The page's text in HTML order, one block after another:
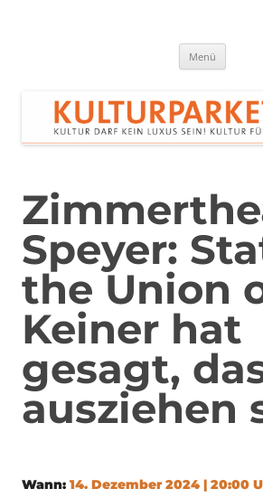
Menü
Speyer:
the Union
Keiner hat
gesagt,
ausziehen
Wann: 14. Dezember 2024 | 20:00